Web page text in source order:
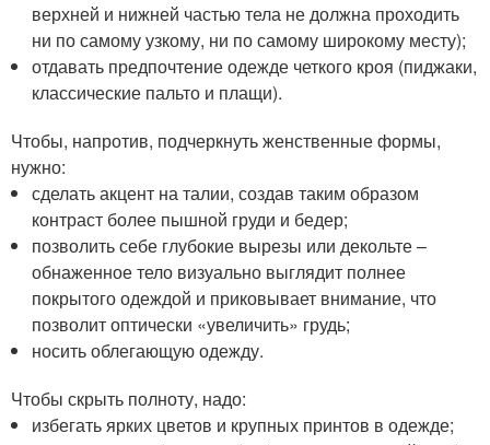
верхней и нижней частью тела не должна проходить
ни по самому узкому, ни по самому широкому месту);
отдавать предпочтение одежде четкого кроя (пиджаки,
классические пальто и плащи).
Чтобы, напротив, подчеркнуть женственные формы,
нужно:
сделать акцент на талии, создав таким образом
контраст более пышной груди и бедер;
позволить себе глубокие вырезы или декольте –
обнаженное тело визуально выглядит полнее
покрытого одеждой и приковывает внимание, что
позволит оптически «увеличить» грудь;
носить облегающую одежду.
Чтобы скрыть полноту, надо:
избегать ярких цветов и крупных принтов в одежде;